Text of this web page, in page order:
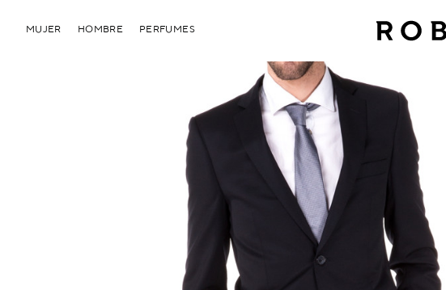
MUJER HOMBRE PERFUMES